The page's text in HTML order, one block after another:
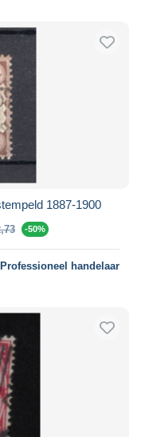
1887-1900
-50%
Professioneel handelaar